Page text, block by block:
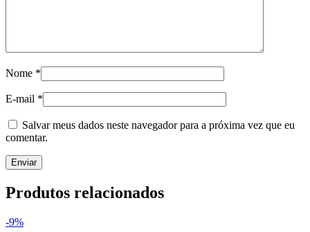
Nome *
E-mail *
Salvar meus dados neste navegador para a próxima vez que eu
comentar.
Produtos relacionados
-9%